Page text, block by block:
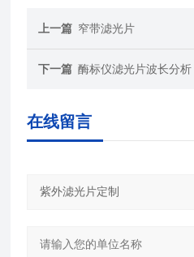
上一篇 窄带滤光片
下一篇 酶标仪滤光片波长分析
在线留言